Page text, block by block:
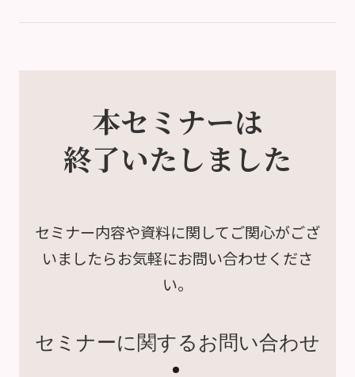
本セミナーは
終了いたしました
セミナー内容や資料に関してご関心がござ
いましたらお気軽にお問い合わせくださ
い。
セミナーに関するお問い合わせ